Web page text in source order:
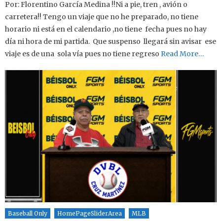
Por: Florentino García Medina !!Ni a pie, tren , avión o
carretera!! Tengo un viaje que no he preparado, no tiene
horario ni está en el calendario ,no tiene fecha pues no hay
día ni hora de mi partida. Que suspenso llegará sin avisar ese
viaje es de una sola vía pues no tiene regreso Read More…
Baseball Only HomePageSliderArea MLB